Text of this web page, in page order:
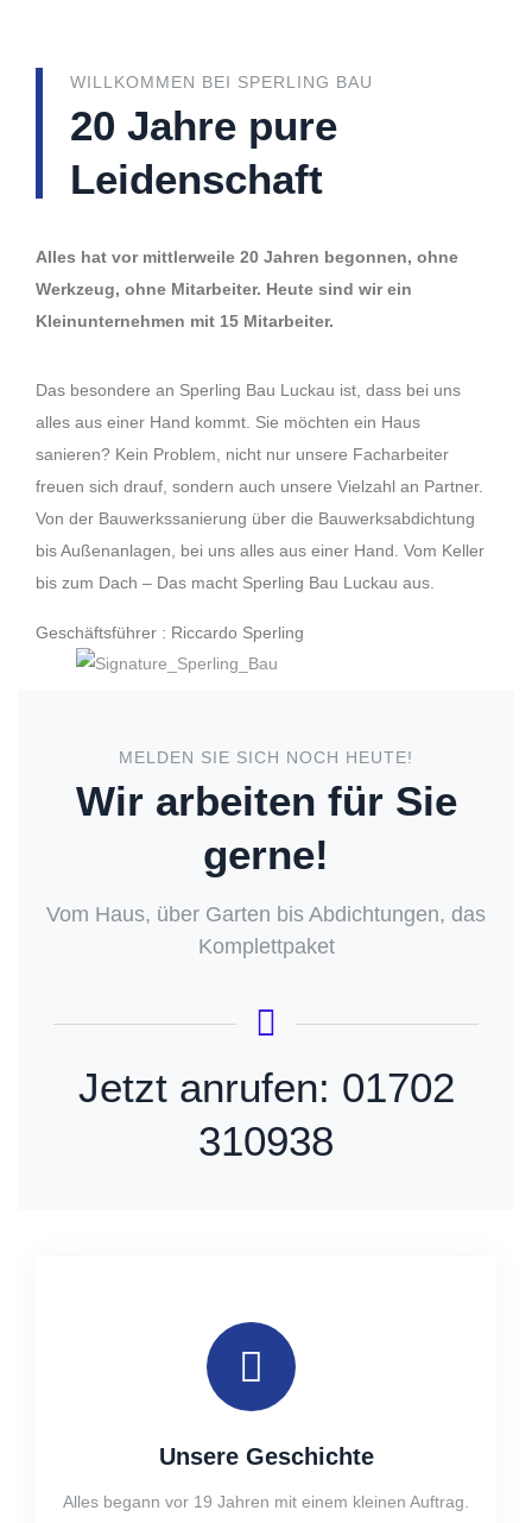
WILLKOMMEN BEI SPERLING BAU
20 Jahre pure
Leidenschaft
Alles hat vor mittlerweile 20 Jahren begonnen, ohne
Werkzeug, ohne Mitarbeiter. Heute sind wir ein
Kleinunternehmen mit 15 Mitarbeiter.
Das besondere an Sperling Bau Luckau ist, dass bei uns
alles aus einer Hand kommt. Sie möchten ein Haus
sanieren? Kein Problem, nicht nur unsere Facharbeiter
freuen sich drauf, sondern auch unsere Vielzahl an Partner.
Von der Bauwerkssanierung über die Bauwerksabdichtung
bis Außenanlagen, bei uns alles aus einer Hand. Vom Keller
bis zum Dach – Das macht Sperling Bau Luckau aus.
Geschäftsführer : Riccardo Sperling
MELDEN SIE SICH NOCH HEUTE!
Wir arbeiten für Sie
gerne!
Vom Haus, über Garten bis Abdichtungen, das
Komplettpaket
Jetzt anrufen: 01702
310938
Unsere Geschichte
Alles begann vor 19 Jahren mit einem kleinen Auftrag.